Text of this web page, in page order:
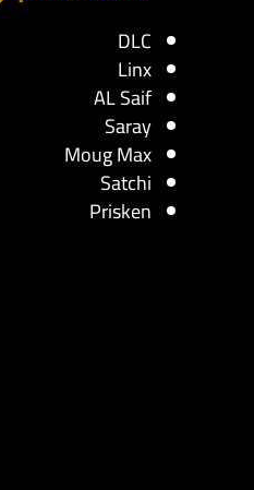
DLC
Linx
AL Saif
Saray
Moug Max
Satchi
Prisken